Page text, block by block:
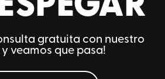
gratuita con nuestro
veamos que pasa!